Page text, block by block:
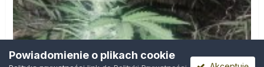
Powiadomienie o plikach cookie